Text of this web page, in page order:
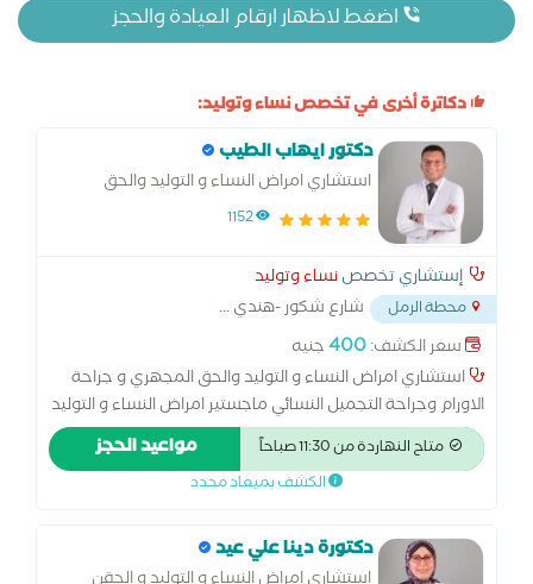
اضغط لاظهار ارقام العيادة والحجز
دكاترة أخرى في تخصص نساء وتوليد:
دكتور ايهاب الطيب
استشاري امراض النساء و التوليد والحق
المجهري وجراحة التجميل النسائي.
1152
إستشاري تخصصنساء وتوليد
محطة الرمل شارع شكور -هندي...
سعر الكشف:400جنيه
استشاري امراض النساء و التوليد والحق المجهري و جراحة
الاورام وجراحة التجميل النسائي ماجستير امراض النساء و التوليد
كلية الطب - جامعة الاسكندرية زماله الكليه الملكية MECOG -
لندن زمالة الكلية الملكية MRCPI - دبلن البورد الاوربي لامراض
متاح النهاردة من 11:30 صباحاً مواعيد الحجز
الكشف بميعاد محدد
دكتورة دينا علي عيد